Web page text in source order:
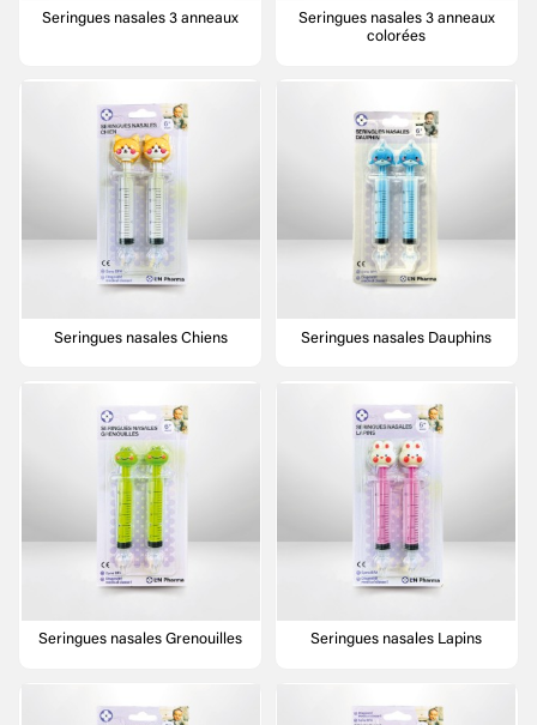
Seringues nasales 3 anneaux
Seringues nasales 3 anneaux
colorées
Seringues nasales Chiens Seringues nasales Dauphins
Seringues nasales Grenouilles Seringues nasales Lapins